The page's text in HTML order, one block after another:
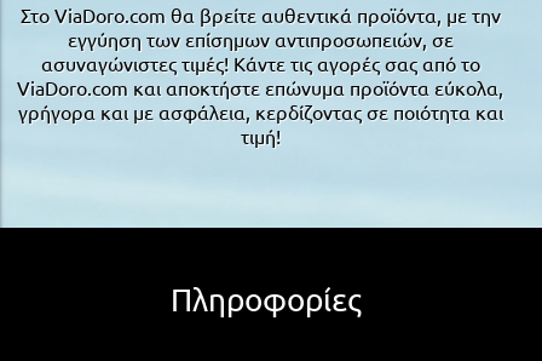
Στο ViaDoro.com θα βρείτε αυθεντικά προϊόντα, με την
εγγύηση των επίσημων αντιπροσωπειών, σε
ασυναγώνιστες τιμές! Κάντε τις αγορές σας από το
ViaDoro.com και αποκτήστε επώνυμα προϊόντα εύκολα,
γρήγορα και με ασφάλεια, κερδίζοντας σε ποιότητα και
τιμή!
Πληροφορίες